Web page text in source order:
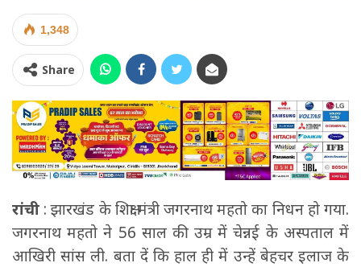
1,348
Share
रांची : झारखंड के शिक्षा मंत्री जगरनाथ महतो का निधन हो गया.
जगरनाथ महतो ने 56 साल की उम्र में चेन्नई के अस्पताल में
आखिरी सांस ली. बता दें कि हाल ही में उन्हें बेहचर इलाज के